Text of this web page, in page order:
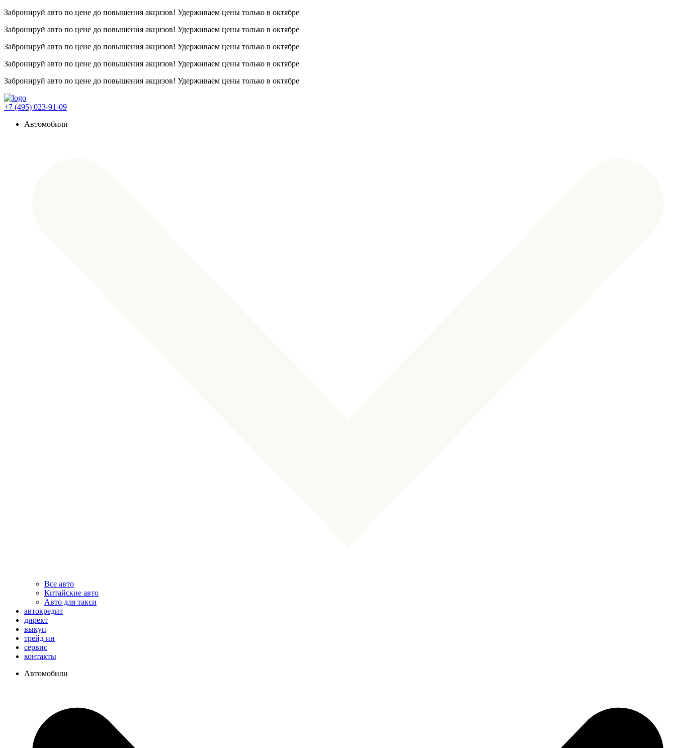
Забронируй авто по цене до повышения акцизов! Удерживаем цены только в октябре
Забронируй авто по цене до повышения акцизов! Удерживаем цены только в октябре
Забронируй авто по цене до повышения акцизов! Удерживаем цены только в октябре
Забронируй авто по цене до повышения акцизов! Удерживаем цены только в октябре
Забронируй авто по цене до повышения акцизов! Удерживаем цены только в октябре
+7 (495) 023-91-09
Автомобили
Все авто
Китайские авто
Авто для такси
автокредит
директ
выкуп
трейд ин
сервис
контакты
Автомобили